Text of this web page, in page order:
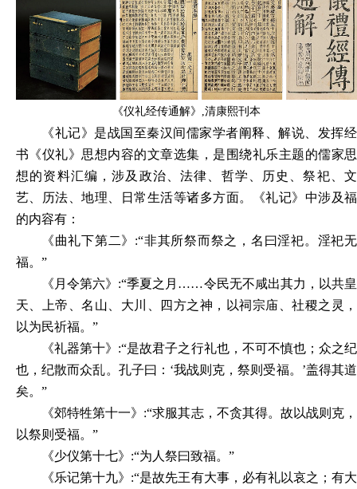
《仪礼经传通解》 ,清康熙刊本
《礼记》是战国至秦汉间儒家学者阐释、解说、发挥经
书《仪礼》思想内容的文章选集，是围绕礼乐主题的儒家思
想的资料汇编，涉及政治、法律、哲学、历史、祭祀、文
艺、历法、地理、日常生活等诸多方面。《礼记》中涉及福
的内容有：
《曲礼下第二》 :“非其所祭而祭之，名曰淫祀。淫祀无
福。”
《月令第六》 :“季夏之月……令民无不咸出其力，以共皇
天、上帝、名山、大川、四方之神，以祠宗庙、社稷之灵，
以为民祈福。”
《礼器第十》 :“是故君子之行礼也，不可不慎也；众之纪
也，纪散而众乱。孔子曰：‘我战则克，祭则受福。’盖得其道
矣。”
《郊特牲第十一》 :“求服其志，不贪其得。故以战则克，
以祭则受福。”
《少仪第十七》 :“为人祭曰致福。”
《乐记第十九》 :“是故先王有大事，必有礼以哀之；有大